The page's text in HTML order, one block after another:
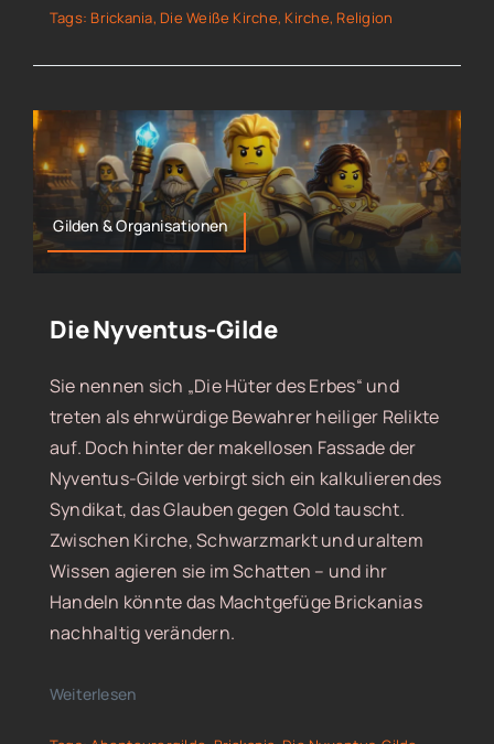
Tags: Brickania, Die Weiße Kirche, Kirche, Religion
Gilden & Organisationen
Die Nyventus-Gilde
Sie nennen sich „Die Hüter des Erbes“ und
treten als ehrwürdige Bewahrer heiliger Relikte
auf. Doch hinter der makellosen Fassade der
Nyventus-Gilde verbirgt sich ein kalkulierendes
Syndikat, das Glauben gegen Gold tauscht.
Zwischen Kirche, Schwarzmarkt und uraltem
Wissen agieren sie im Schatten – und ihr
Handeln könnte das Machtgefüge Brickanias
nachhaltig verändern.
Weiterlesen